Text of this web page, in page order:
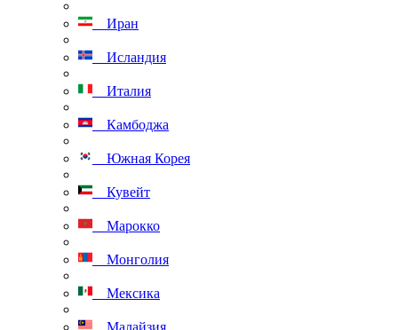
Иран
Исландия
Италия
Камбоджа
Южная Корея
Кувейт
Марокко
Монголия
Мексика
Малайзия